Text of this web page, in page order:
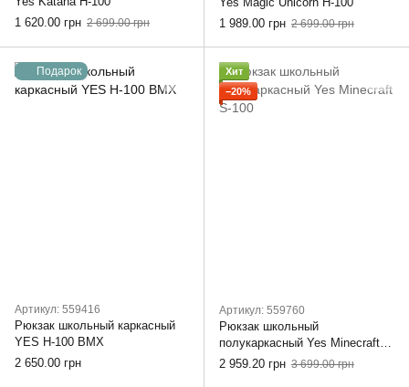
1 620.00 грн 2 699.00 грн
1 989.00 грн 2 699.00 грн
Подарок
Артикул: 559416
Рюкзак школьный каркасный
YES H-100 BMX
2 650.00 грн
Хит
−20%
Артикул: 559760
Рюкзак школьный
полукаркасный Yes Minecraft
S-100
2 959.20 грн 3 699.00 грн